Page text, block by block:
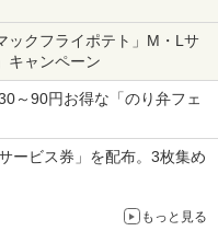
ックフライポテト」M・Lサ
キャンペーン
～90円お得な「のり弁フェ
ービス券」を配布。3枚集め
もっと見る